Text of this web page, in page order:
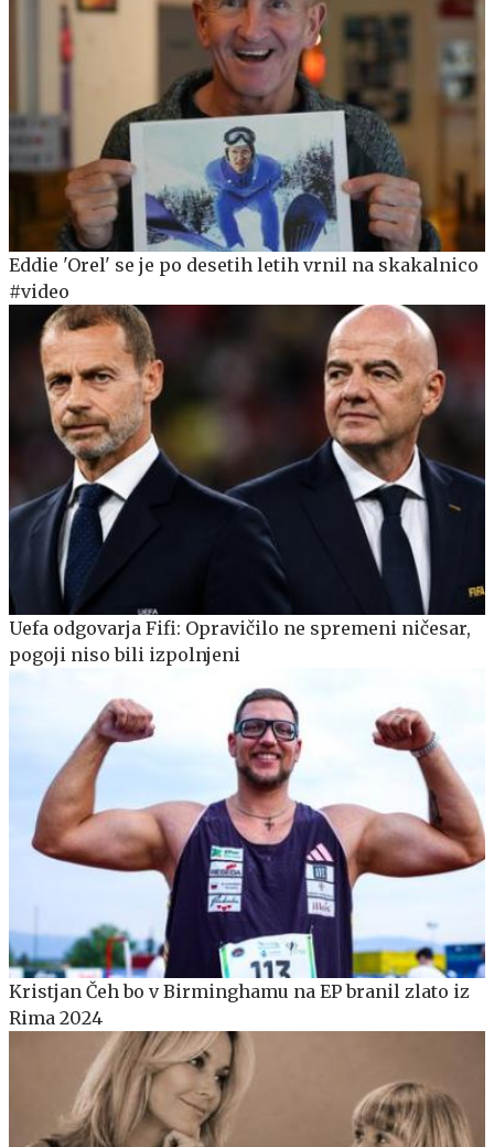
Eddie 'Orel' se je po desetih letih vrnil na skakalnico
#video
Uefa odgovarja Fifi: Opravičilo ne spremeni ničesar,
pogoji niso bili izpolnjeni
Kristjan Čeh bo v Birminghamu na EP branil zlato iz
Rima 2024